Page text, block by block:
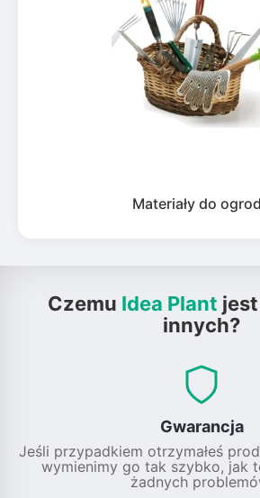
Materiały do
Czemu Idea Plant
innych?
Gwarancja
Jeśli przypadkiem otrzymałeś
wymienimy go tak szybko, jak
żadnych